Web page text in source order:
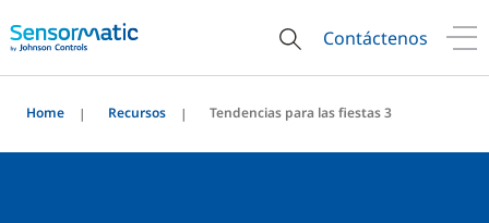
Contáctenos
Home Recursos Tendencias para las fiestas 3